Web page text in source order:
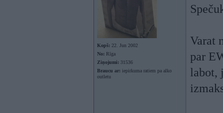
Kopš: 22. Jun 2002
No: Rīga
Ziņojumi: 31536
Braucu ar: iepirkuma ratiem pa alko
outletu
Varat
par
labot,